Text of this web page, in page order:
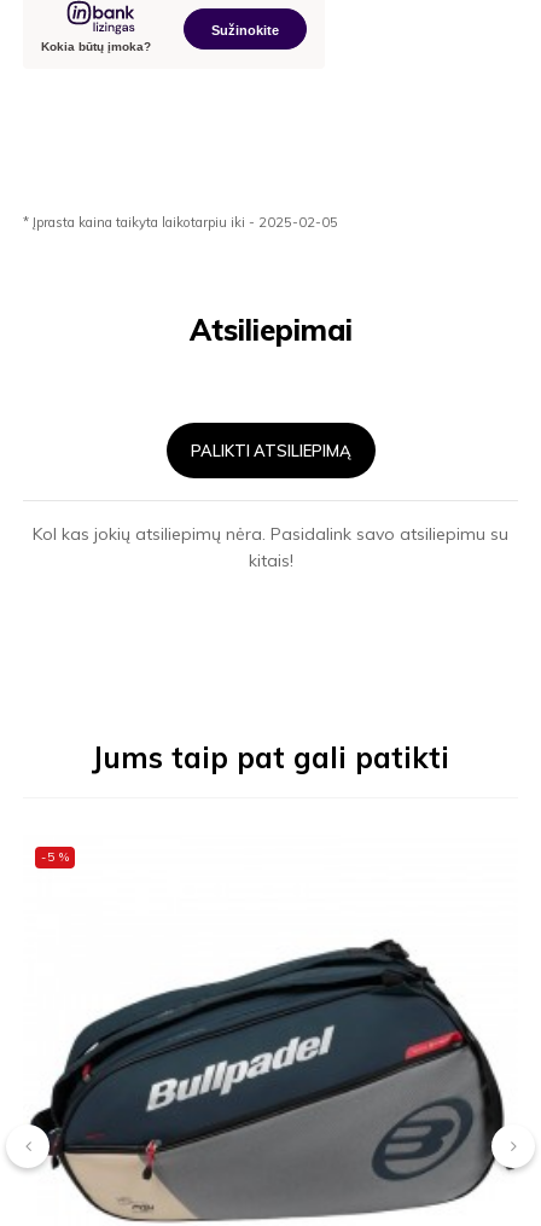
* Įprasta kaina taikyta laikotarpiu iki - 2025-02-05
Atsiliepimai
PALIKTI ATSILIEPIMĄ
Kol kas jokių atsiliepimų nėra. Pasidalink savo atsiliepimu su
kitais!
Jums taip pat gali patikti
-5 %